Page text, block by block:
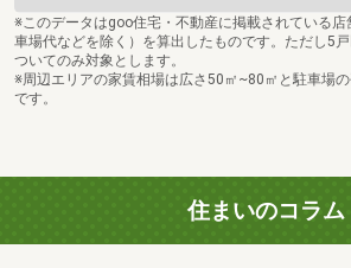
※このデータはgoo住宅・不動産に掲載されている
車場代などを除く）を算出したものです。ただし5
ついてのみ対象とします。
※周辺エリアの家賃相場は広さ50㎡~80㎡と駐車場
です。
住まいのコラム